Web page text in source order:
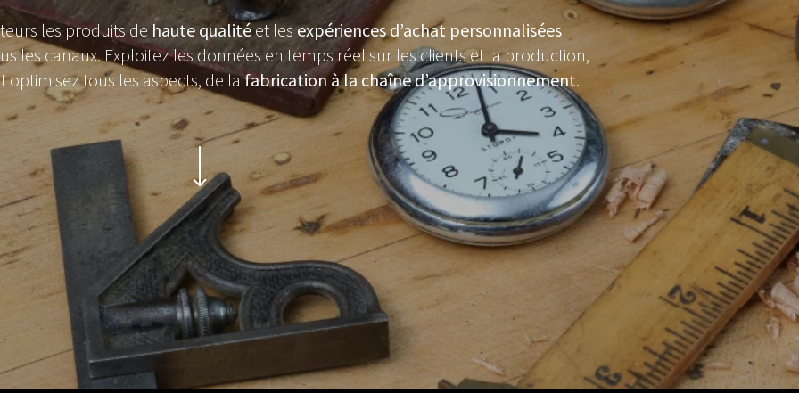
les produits de haute qualitéet lesexpériences d’achat personnalisées
les canaux. Exploitez les données en temps réel sur les clients et la production,
optimisez tous les aspects, de lafabrication à la chaîne d’approvisionnement.